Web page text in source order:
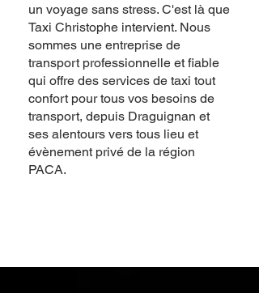
un voyage sans stress. C'est là que
Taxi Christophe intervient. Nous
sommes une entreprise de
transport professionnelle et fiable
qui offre des services de taxi tout
confort pour tous vos besoins de
transport, depuis Draguignan et
ses alentours vers tous lieu et
évènement privé de la région
PACA.